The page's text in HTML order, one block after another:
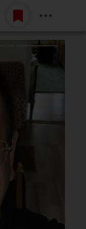
Belépés